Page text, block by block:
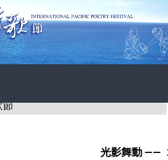
節
光影舞動 ——